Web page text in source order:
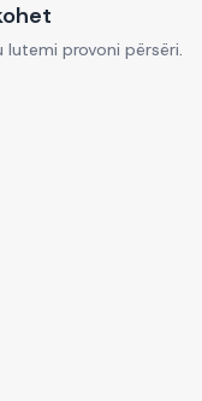
provoni përsëri.